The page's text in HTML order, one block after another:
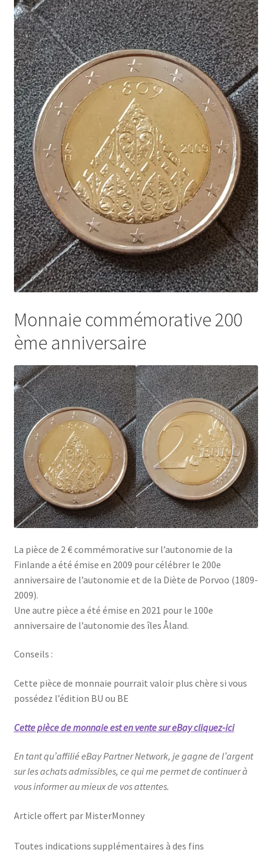
Monnaie commémorative 200
ème anniversaire
La pièce de 2 € commémorative sur l’autonomie de la
Finlande a été émise en 2009 pour célébrer le 200e
anniversaire de l’autonomie et de la Diète de Porvoo (1809-
2009).
Une autre pièce a été émise en 2021 pour le 100e
anniversaire de l’autonomie des îles Åland.
Conseils :
Cette pièce de monnaie pourrait valoir plus chère si vous
possédez l’édition BU ou BE
Cette pièce de monnaie est en vente sur eBay cliquez-ici
En tant qu’affilié eBay Partner Network, je gagne de l’argent
sur les achats admissibles, ce qui me permet de continuer à
vous informer au mieux de vos attentes.
Article offert par MisterMonney
Toutes indications supplémentaires à des fins